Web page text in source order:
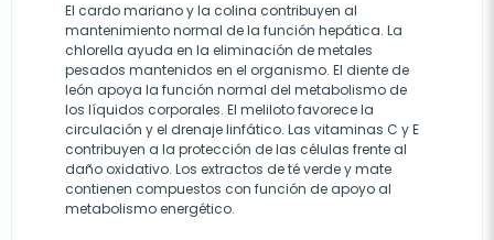
El cardo mariano y la colina contribuyen al
mantenimiento normal de la función hepática. La
chlorella ayuda en la eliminación de metales
pesados mantenidos en el organismo. El diente de
león apoya la función normal del metabolismo de
los líquidos corporales. El meliloto favorece la
circulación y el drenaje linfático. Las vitaminas C y E
contribuyen a la protección de las células frente al
daño oxidativo. Los extractos de té verde y mate
contienen compuestos con función de apoyo al
metabolismo energético.